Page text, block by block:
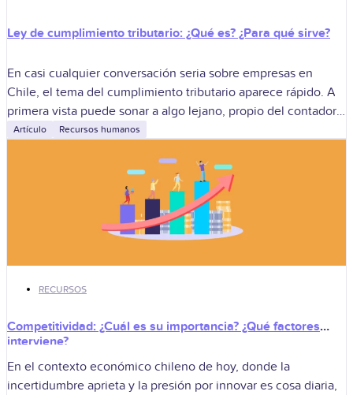
Ley de cumplimiento tributario: ¿Qué es? ¿Para qué sirve?
En casi cualquier conversación seria sobre empresas en
Chile, el tema del cumplimiento tributario aparece rápido. A
primera vista puede sonar a algo lejano, propio del contador,
pero en la
Artículo Recursos humanos
RECURSOS
Competitividad: ¿Cuál es su importancia? ¿Qué factores
interviene?
En el contexto económico chileno de hoy, donde la
incertidumbre aprieta y la presión por innovar es cosa diaria,